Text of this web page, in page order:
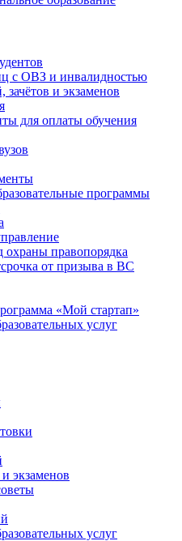
с ОВЗ и инвалидностью
зачётов и экзаменов
для оплаты обучения
программы
охраны правопорядка
от призыва в ВС
«Мой стартап»
услуг
экзаменов
услуг